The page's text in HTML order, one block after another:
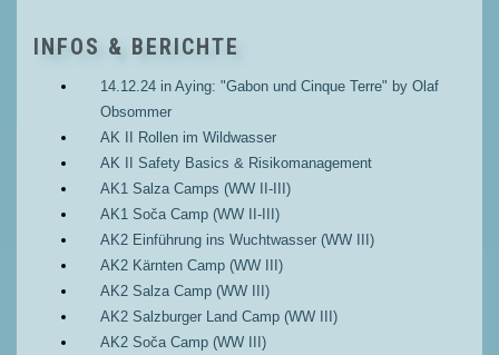
INFOS & BERICHTE
14.12.24 in Aying: "Gabon und Cinque Terre" by Olaf
Obsommer
AK II Rollen im Wildwasser
AK II Safety Basics & Risikomanagement
AK1 Salza Camps (WW II-III)
AK1 Soča Camp (WW II-III)
AK2 Einführung ins Wuchtwasser (WW III)
AK2 Kärnten Camp (WW III)
AK2 Salza Camp (WW III)
AK2 Salzburger Land Camp (WW III)
AK2 Soča Camp (WW III)